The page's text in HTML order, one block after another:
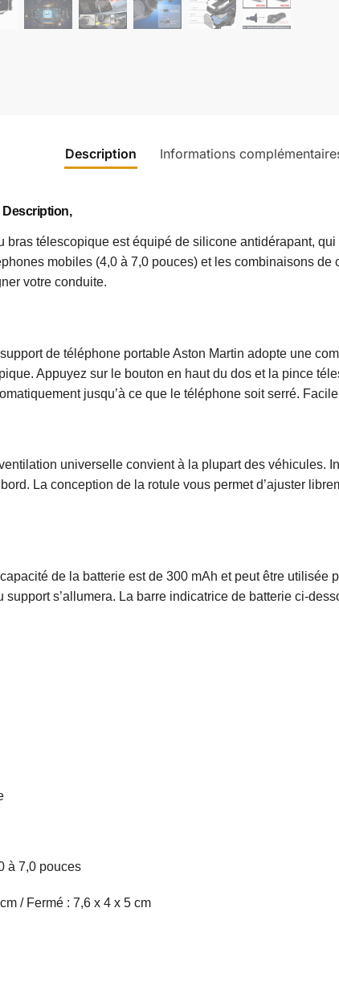
Description Informations
bras télescopique est équipé de silicone antidérapant,
mobiles (4,0 à 7,0 pouces) et les combinaisons
votre conduite.
de téléphone portable Aston Martin adopte une
Appuyez sur le bouton en haut du dos et la pince
jusqu’à ce que le téléphone soit serré.
universelle convient à la plupart des véhicules.
La conception de la rotule vous permet d’ajuster
de la batterie est de 300 mAh et peut être
support s’allumera. La barre indicatrice de batterie ci-
à 7,0 pouces
/ Fermé : 7,6 x 4 x 5 cm